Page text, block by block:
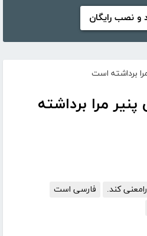
و نصب رایگان
برداشته است
مرا برداشته
کند.
فارسی است